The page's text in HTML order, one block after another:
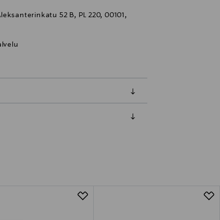
52 B, PL 220, 00101,
valittuun osoitteeseen.